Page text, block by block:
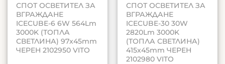
СПОТ ОСВЕТИТЕЛ ЗА
ВГРАЖДАНЕ
ICECUBE-6 6W 564Lm
3000K (ТОПЛА
СВЕТЛИНА) 97x45mm
ЧЕРЕН 2102950 VITO
СПОТ ОСВЕТИТЕЛ ЗА
ВГРАЖДАНЕ
ICECUBE-30 30W
2820Lm 3000K
(ТОПЛА СВЕТЛИНА)
415x45mm ЧЕРЕН
2102980 VITO